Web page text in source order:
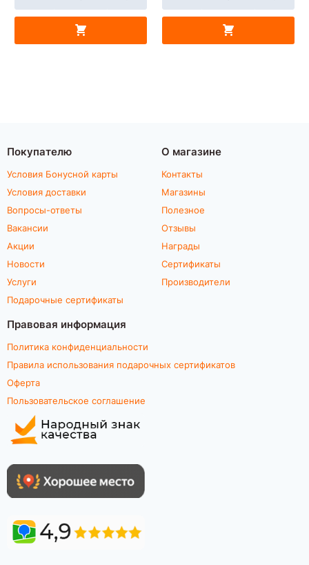
Покупателю
Условия Бонусной карты
Условия доставки
Вопросы-ответы
Вакансии
Акции
Новости
Услуги
Подарочные сертификаты
О магазине
Контакты
Магазины
Полезное
Отзывы
Награды
Сертификаты
Производители
Правовая информация
Политика конфиденциальности
Правила использования подарочных сертификатов
Оферта
Пользовательское соглашение